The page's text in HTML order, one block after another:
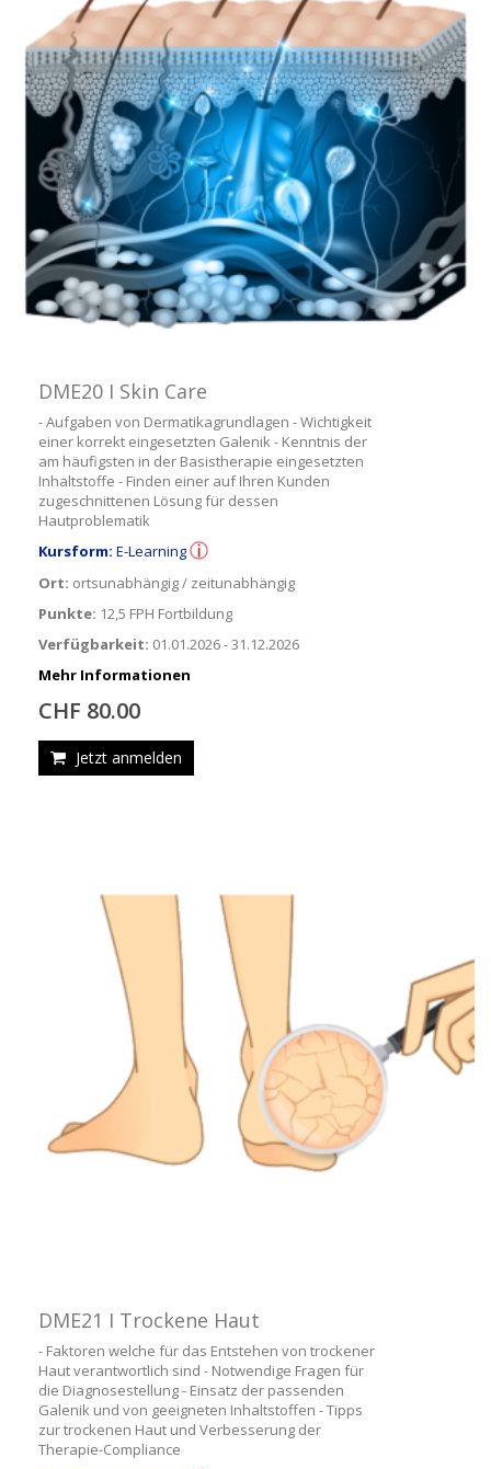
DME20 I Skin Care
- Aufgaben von Dermatikagrundlagen - Wichtigkeit
einer korrekt eingesetzten Galenik - Kenntnis der
am häufigsten in der Basistherapie eingesetzten
Inhaltstoffe - Finden einer auf Ihren Kunden
zugeschnittenen Lösung für dessen
Hautproblematik
Kursform: E-Learning
Ort: ortsunabhängig / zeitunabhängig
Punkte: 12,5 FPH Fortbildung
Verfügbarkeit: 01.01.2026 - 31.12.2026
Mehr Informationen
CHF 80.00
Jetzt anmelden
DME21 I Trockene Haut
- Faktoren welche für das Entstehen von trockener
Haut verantwortlich sind - Notwendige Fragen für
die Diagnosestellung - Einsatz der passenden
Galenik und von geeigneten Inhaltstoffen - Tipps
zur trockenen Haut und Verbesserung der
Therapie-Compliance